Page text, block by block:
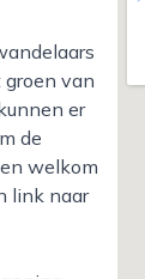
van
er
de
welkom
link naar